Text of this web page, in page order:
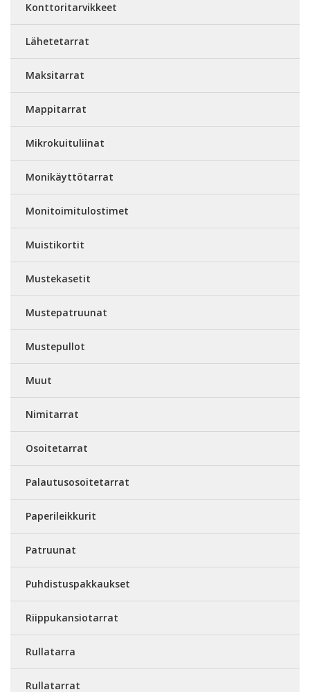
Konttoritarvikkeet
Lähetetarrat
Maksitarrat
Mappitarrat
Mikrokuituliinat
Monikäyttötarrat
Monitoimitulostimet
Muistikortit
Mustekasetit
Mustepatruunat
Mustepullot
Muut
Nimitarrat
Osoitetarrat
Palautusosoitetarrat
Paperileikkurit
Patruunat
Puhdistuspakkaukset
Riippukansiotarrat
Rullatarra
Rullatarrat